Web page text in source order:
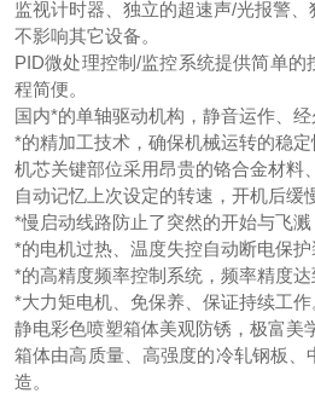
监视计时器、独立的超速声/光报警
不影响其它设备。
PID微处理控制/监控系统提供简单的
程简便。
国内*的单轴驱动机构，静音运作、经
*的精加工技术，确保机械运转的稳定
机芯关键部位采用昂贵的铬合金材料
自动记忆上次设定的转速，开机后缓
*慢启动线路防止了突然的开始与飞溅
*的电机过热、温度失控自动断电保护
*的高精度频率控制系统，频率精度达
*大力矩电机、免保养、保证持续工作
静电彩色喷塑箱体美观防锈，极富美
箱体由高质量、高强度的冷轧钢板、
造。